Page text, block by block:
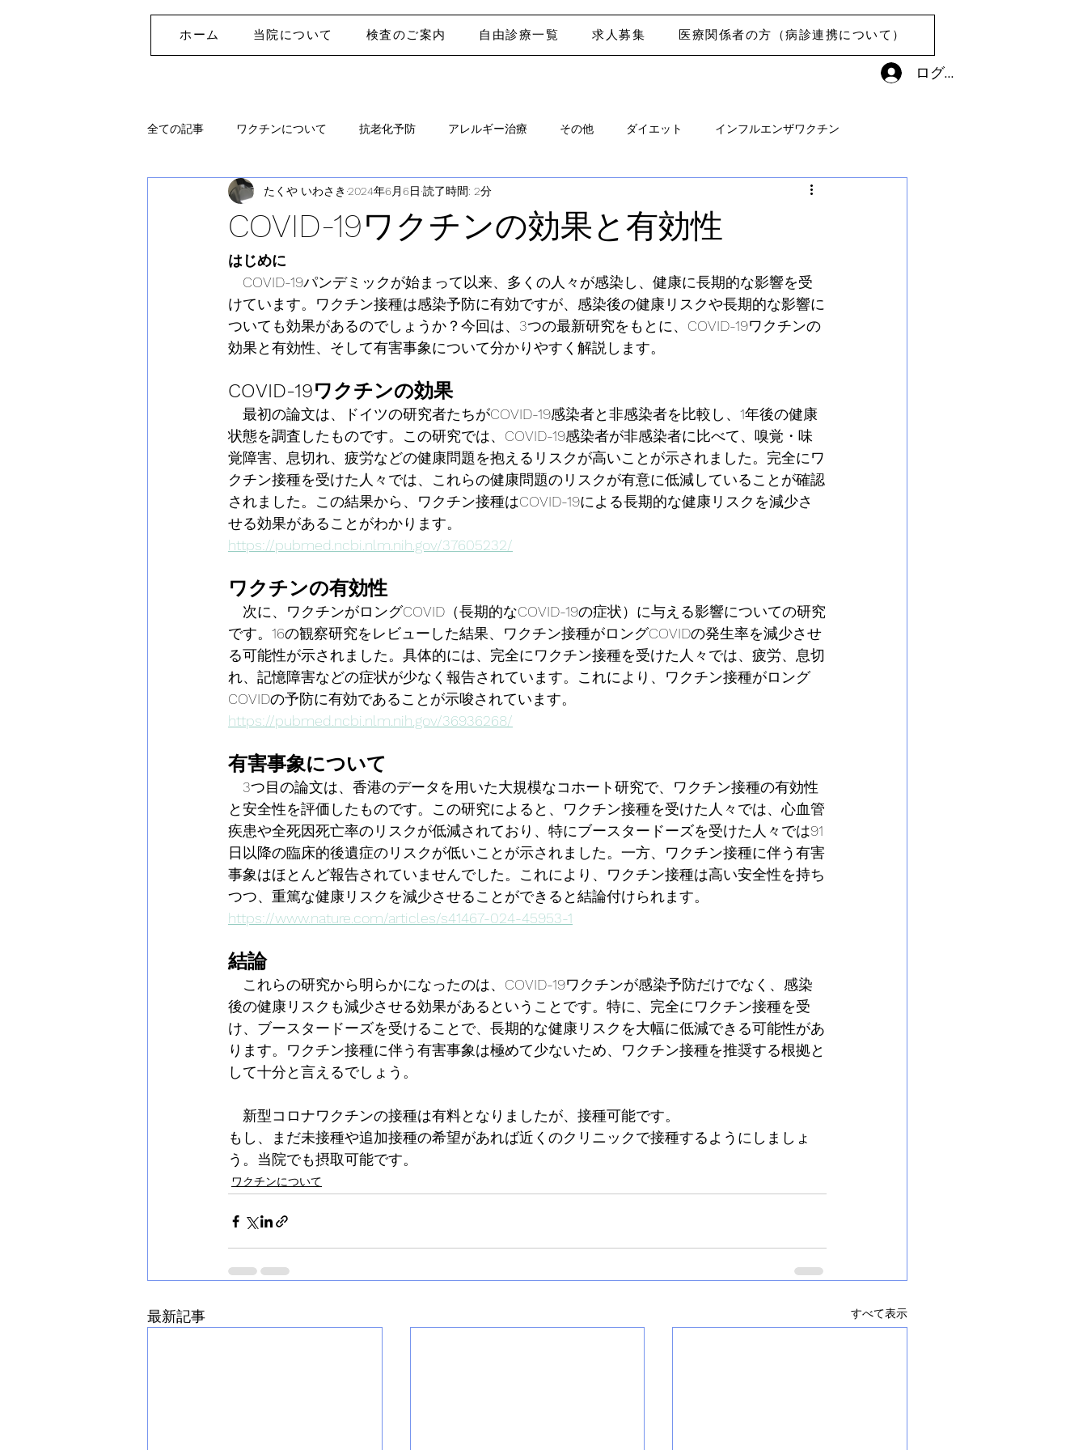
ホーム 当院について 検査のご案内 自由診療一覧 求人募集 医療関係者の方（病診連携について）
ログイン
全ての記事 ワクチンについて 抗老化予防 アレルギー治療 その他 ダイエット インフルエンザワクチン
COVID-19ワクチンの効果と有効性
たくや いわさき 2024年6月6日 読了時間: 2分
はじめに
COVID-19パンデミックが始まって以来、多くの人々が感染し、健康に長期的な影響を受
けています。ワクチン接種は感染予防に有効ですが、感染後の健康リスクや長期的な影響に
ついても効果があるのでしょうか？今回は、3つの最新研究をもとに、COVID-19ワクチンの
効果と有効性、そして有害事象について分かりやすく解説します。
COVID-19ワクチンの効果
最初の論文は、ドイツの研究者たちがCOVID-19感染者と非感染者を比較し、1年後の健康
状態を調査したものです。この研究では、COVID-19感染者が非感染者に比べて、嗅覚・味
覚障害、息切れ、疲労などの健康問題を抱えるリスクが高いことが示されました。完全にワ
クチン接種を受けた人々では、これらの健康問題のリスクが有意に低減していることが確認
されました。この結果から、ワクチン接種はCOVID-19による長期的な健康リスクを減少さ
せる効果があることがわかります​​。
https://pubmed.ncbi.nlm.nih.gov/37605232/
ワクチンの有効性
次に、ワクチンがロングCOVID（長期的なCOVID-19の症状）に与える影響についての研究
です。16の観察研究をレビューした結果、ワクチン接種がロングCOVIDの発生率を減少させ
る可能性が示されました。具体的には、完全にワクチン接種を受けた人々では、疲労、息切
れ、記憶障害などの症状が少なく報告されています。これにより、ワクチン接種がロング
COVIDの予防に有効であることが示唆されています​​。
https://pubmed.ncbi.nlm.nih.gov/36936268/
有害事象について
3つ目の論文は、香港のデータを用いた大規模なコホート研究で、ワクチン接種の有効性
と安全性を評価したものです。この研究によると、ワクチン接種を受けた人々では、心血管
疾患や全死因死亡率のリスクが低減されており、特にブースタードーズを受けた人々では91
日以降の臨床的後遺症のリスクが低いことが示されました。一方、ワクチン接種に伴う有害
事象はほとんど報告されていませんでした。これにより、ワクチン接種は高い安全性を持ち
つつ、重篤な健康リスクを減少させることができると結論付けられます​​。
https://www.nature.com/articles/s41467-024-45953-1
結論
これらの研究から明らかになったのは、COVID-19ワクチンが感染予防だけでなく、感染
後の健康リスクも減少させる効果があるということです。特に、完全にワクチン接種を受
け、ブースタードーズを受けることで、長期的な健康リスクを大幅に低減できる可能性があ
ります。ワクチン接種に伴う有害事象は極めて少ないため、ワクチン接種を推奨する根拠と
して十分と言えるでしょう。
新型コロナワクチンの接種は有料となりましたが、接種可能です。
もし、まだ未接種や追加接種の希望があれば近くのクリニックで接種するようにしましょ
う。当院でも摂取可能です。
ワクチンについて
最新記事 すべて表示